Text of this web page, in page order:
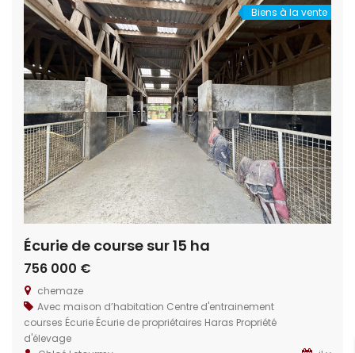
Pontoise (25 minutes), […]
Biens à la vente
Écurie de course sur 15 ha
756 000 €
chemaze
Avec maison d’habitation Centre d'entrainement
courses Écurie Écurie de propriétaires Haras Propriété
d'élevage